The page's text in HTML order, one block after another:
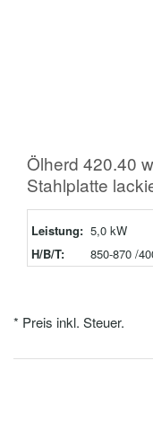
Ölherd 420.40
Stahlplatte
Leistung: 5,0 kW
H/B/T:
850-870 /
* Preis inkl. Steuer.